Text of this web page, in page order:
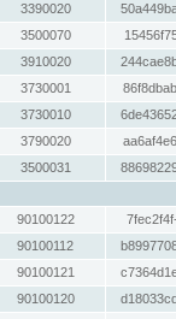
3390020
3500070
3910020
3730001
3730010
3790020
3500031
90100122
90100112
90100121
90100120